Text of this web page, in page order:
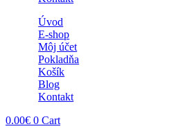
Úvod
E-shop
Môj účet
Pokladňa
Košík
Blog
Kontakt
0.00€ 0 Cart